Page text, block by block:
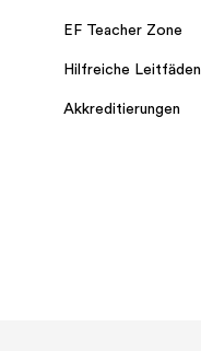
EF Teacher Zone
Hilfreiche Leitfäden
Akkreditierungen